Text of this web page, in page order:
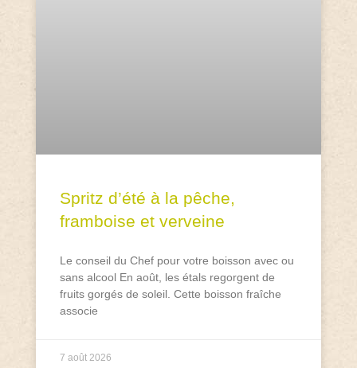
Spritz d’été à la pêche,
framboise et verveine
Le conseil du Chef pour votre boisson avec ou
sans alcool En août, les étals regorgent de
fruits gorgés de soleil. Cette boisson fraîche
associe
7 août 2026